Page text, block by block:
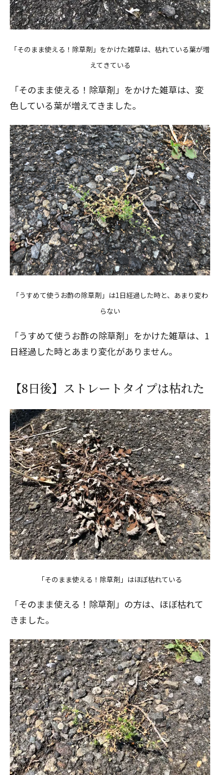
「そのまま使える！除草剤」をかけた雑草は、枯れている葉が増
えてきている
「そのまま使える！除草剤」をかけた雑草は、変
色している葉が増えてきました。
「うすめて使うお酢の除草剤」は1日経過した時と、あまり変わ
らない
「うすめて使うお酢の除草剤」をかけた雑草は、1
日経過した時とあまり変化がありません。
【8日後】ストレートタイプは枯れた
「そのまま使える！除草剤」はほぼ枯れている
「そのまま使える！除草剤」の方は、ほぼ枯れて
きました。
閉じる